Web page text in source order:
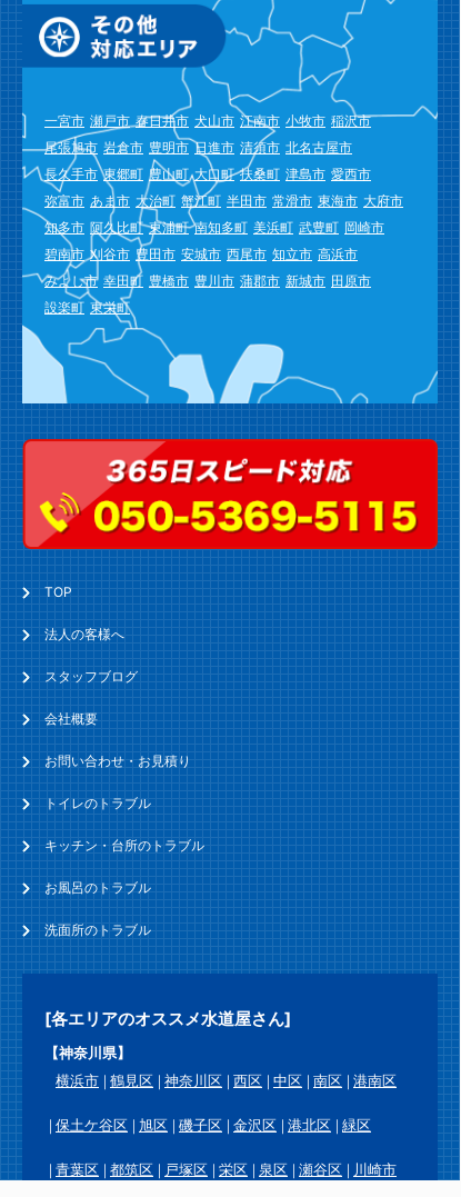
一宮市 瀬戸市 春日井市 犬山市 江南市 小牧市 稲沢市
尾張旭市 岩倉市 豊明市 日進市 清須市 北名古屋市
長久手市 東郷町 豊山町 大口町 扶桑町 津島市 愛西市
弥富市 あま市 大治町 蟹江町 半田市 常滑市 東海市 大府市
知多市 阿久比町 東浦町 南知多町 美浜町 武豊町 岡崎市
碧南市 刈谷市 豊田市 安城市 西尾市 知立市 高浜市
みよし市 幸田町 豊橋市 豊川市 蒲郡市 新城市 田原市
設楽町 東栄町
TOP
法人の客様へ
スタッフブログ
会社概要
お問い合わせ・お見積り
トイレのトラブル
キッチン・台所のトラブル
お風呂のトラブル
洗面所のトラブル
[各エリアのオススメ水道屋さん]
【神奈川県】
横浜市
鶴見区 神奈川区 西区 中区 南区 港南区
保土ケ谷区 旭区 磯子区 金沢区 港北区 緑区
青葉区 都筑区 戸塚区 栄区 泉区 瀬谷区 川崎市